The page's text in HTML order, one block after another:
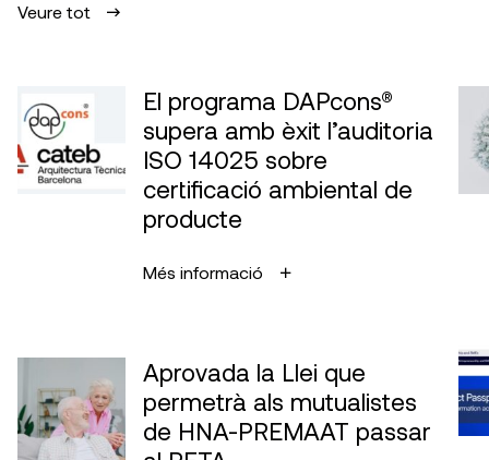
Veure tot
El programa DAPcons®
supera amb èxit l’auditoria
ISO 14025 sobre
certificació ambiental de
producte
Més informació
Aprovada la Llei que
permetrà als mutualistes
de HNA-PREMAAT passar